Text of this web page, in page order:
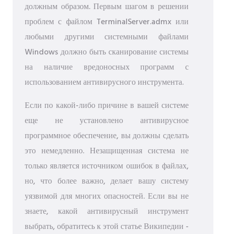
должным образом. Первым шагом в решении
проблем с файлом TerminalServer.admx или
любыми другими системными файлами
Windows должно быть сканирование системы
на наличие вредоносных программ с
использованием антивирусного инструмента.
Если по какой-либо причине в вашей системе
еще не установлено антивирусное
программное обеспечение, вы должны сделать
это немедленно. Незащищенная система не
только является источником ошибок в файлах,
но, что более важно, делает вашу систему
уязвимой для многих опасностей. Если вы не
знаете, какой антивирусный инструмент
выбрать, обратитесь к этой статье Википедии -